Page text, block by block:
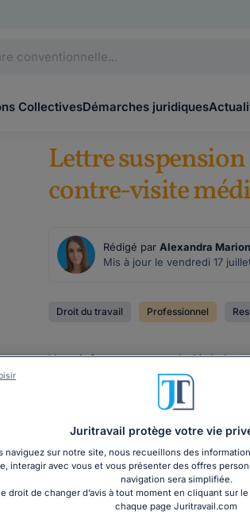
CollectivesDémarches juridiques
Lettre
contre-visite
Rédigé par Alexandra Marion
Mis à jour le vendredi 17
Droit du travail Professionnel
Vous informez votre salarié de la
versées par la Sécurité sociale
travail ou de l'impossibilité de
Lire la suite
Gratuit Télécharger
Juritravail protège votre vie
naviguez sur notre site, nous recueillons des
interagir avec vous et vous présenter des offres
navigation sera simplifiée.
droit de changer d’avis à tout moment en cliquant sur
chaque page Juritravail.com